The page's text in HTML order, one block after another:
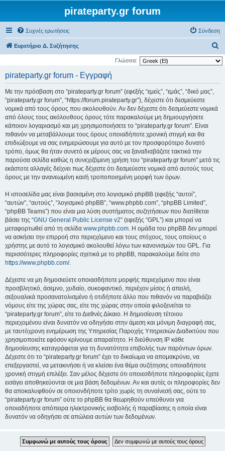
pirateparty.gr forum
Συχνές ερωτήσεις Σύνδεση
Ευρετήριο Δ. Συζήτησης
ν
Γλώσσα:
pirateparty.gr forum - Εγγραφή
Με την πρόσβαση στο “pirateparty.gr forum” (εφεξής “εμείς”, “εμάς”, “δικό μας”,
“pirateparty.gr forum”, “https://forum.pirateparty.gr”), δέχεστε ότι δεσμεύεστε
νομικά από τους όρους που ακολουθούν. Αν δεν δέχεστε ότι δεσμεύεστε νομικά
από όλους τους ακόλουθους όρους τότε παρακαλούμε μη δημιουργήσετε
κάποιον λογαριασμό και μη χρησιμοποιήσετε το “pirateparty.gr forum”. Είναι
πιθανόν να μεταβάλλουμε τους όρους οποιαδήποτε χρονική στιγμή και θα
επιδιώξουμε να σας ενημερώσουμε για αυτό με τον προσφορότερο δυνατό
τρόπο, όμως θα ήταν συνετό εκ μέρους σας να ξαναδιαβάζετε τακτικά την
παρούσα σελίδα καθώς η συνεχιζόμενη χρήση του “pirateparty.gr forum” μετά τις
εκάστοτε αλλαγές δείχνει πως δέχεστε ότι δεσμεύεστε νομικά από αυτούς τους
όρους με την ανανεωμένη και/ή τροποποιημένη μορφή των όρων.
Η ιστοσελίδα μας είναι βασισμένη στο λογισμικό phpBB (εφεξής “αυτοί”,
“αυτών”, “αυτούς”, “λογισμικό phpBB”, “www.phpbb.com”, “phpBB Limited”,
“phpBB Teams”) που είναι μια λύση συστήματος συζητήσεων που διατίθεται
βάσει της “GNU General Public License v2” (εφεξής “GPL”) και μπορεί να
μεταφορτωθεί από τη σελίδα www.phpbb.com. Η ομάδα του phpBB δεν μπορεί
να ασκήσει την επιρροή στο περιεχόμενο και τους στόχους, τους οποίους ο
χρήστης με αυτό το λογισμικό ακολουθεί λόγω των κανονισμών του GPL. Για
περισσότερες πληροφορίες σχετικά με το phpBB, παρακαλούμε δείτε στο
https://www.phpbb.com/.
Δέχεστε να μη δημοσιεύετε οποιασδήποτε μορφής περιεχόμενο που είναι
προσβλητικό, άσεμνο, χυδαίο, συκοφαντικό, περιέχον μίσος ή απειλή,
σεξουαλικά προσανατολισμένο ή οτιδήποτε άλλο που πιθανόν να παραβιάζει
νόμους είτε της χώρας σας, είτε της χώρας στην οποία φιλοξενείται το
“pirateparty.gr forum”, είτε το Διεθνές Δίκαιο. Η δημοσίευση τέτοιου
περιεχομένου είναι δυνατόν να οδηγήσει στην άμεση και μόνιμη διαγραφή σας,
με ταυτόχρονη ενημέρωση της Υπηρεσίας Παροχής Υπηρεσιών Διαδικτύου που
χρησιμοποιείτε εφόσον κρίνουμε απαραίτητο. Η διεύθυνση IP κάθε
δημοσίευσης καταγράφεται για τη δυνατότητα επιβολής των παρόντων όρων.
Δέχεστε ότι το “pirateparty.gr forum” έχει το δικαίωμα να απομακρύνει, να
επεξεργαστεί, να μετακινήσει ή να κλείσει ένα θέμα συζήτησης οποιαδήποτε
χρονική στιγμή επιλέξει. Σαν μέλος δέχεστε ότι οποιεσδήποτε πληροφορίες έχετε
εισάγει αποθηκεύονται σε μια βάση δεδομένων. Αν και αυτές οι πληροφορίες δεν
θα αποκαλυφθούν σε οποιονδήποτε τρίτο χωρίς τη συναίνεσή σας, ούτε το
“pirateparty.gr forum” ούτε το phpBB θα θεωρηθούν υπεύθυνοι για
οποιαδήποτε απόπειρα ηλεκτρονικής εισβολής ή παραβίασης η οποία είναι
δυνατόν να οδηγήσει σε απώλεια αυτών των δεδομένων.